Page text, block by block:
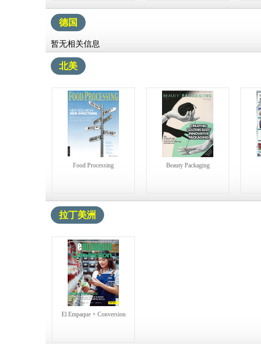
德国
暂无相关信息
北美
Food Processing Beauty Packaging
拉丁美洲
El Empaque + Conversion